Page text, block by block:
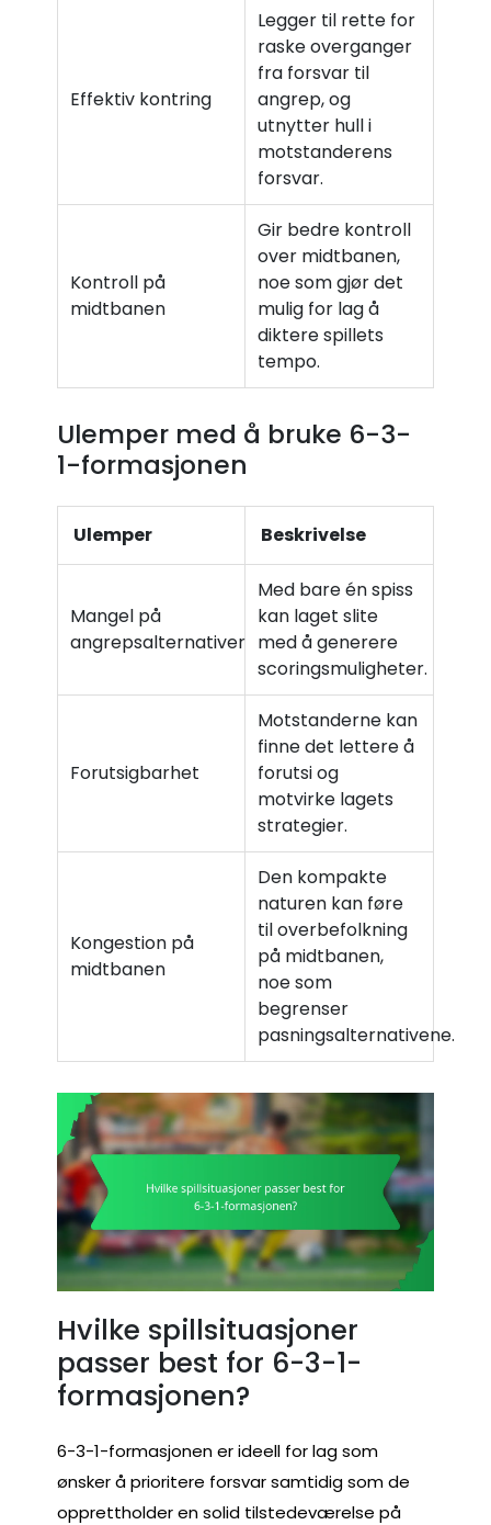
Effektiv kontring
Legger til rette for
raske overganger
fra forsvar til
angrep, og
utnytter hull i
motstanderens
forsvar.
Kontroll på
midtbanen
Gir bedre kontroll
over midtbanen,
noe som gjør det
mulig for lag å
diktere spillets
tempo.
Ulemper med å bruke 6-3-
1-formasjonen
Ulemper Beskrivelse
Mangel på
angrepsalternativer
Med bare én spiss
kan laget slite
med å generere
scoringsmuligheter.
Forutsigbarhet
Motstanderne kan
finne det lettere å
forutsi og
motvirke lagets
strategier.
Kongestion på
midtbanen
Den kompakte
naturen kan føre
til overbefolkning
på midtbanen,
noe som
begrenser
pasningsalternativene.
Hvilke spillsituasjoner
passer best for 6-3-1-
formasjonen?
6-3-1-formasjonen er ideell for lag som
ønsker å prioritere forsvar samtidig som de
opprettholder en solid tilstedeværelse på